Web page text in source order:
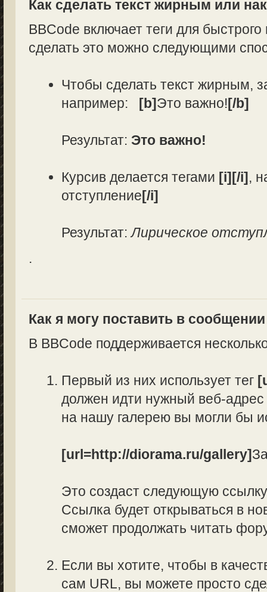
Как сделать текст жирным или
BBCode включает теги для
сделать это можно следующими
Чтобы сделать текст жирным,
например: [b]Это важно![/b]
Результат: Это важно!
Курсив делается тегами [i][/i],
отступление[/i]
Результат:Лирическое
.
Как я могу поставить в
В BBCode поддерживается
Первый из них использует тег
должен идти нужный веб-
на нашу галерею вы могли бы
[url=http://diorama.ru/gallery]
Это создаст следующую
Ссылка будет открываться в
сможет продолжать читать
Если вы хотите, чтобы в
сам URL, вы можете просто